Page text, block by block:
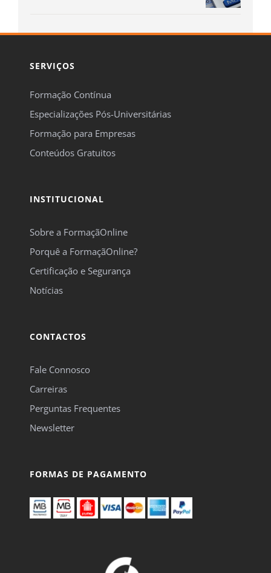
SERVIÇOS
Formação Contínua
Especializações Pós-Universitárias
Formação para Empresas
Conteúdos Gratuitos
INSTITUCIONAL
Sobre a FormaçãOnline
Porquê a FormaçãOnline?
Certificação e Segurança
Notícias
CONTACTOS
Fale Connosco
Carreiras
Perguntas Frequentes
Newsletter
FORMAS DE PAGAMENTO